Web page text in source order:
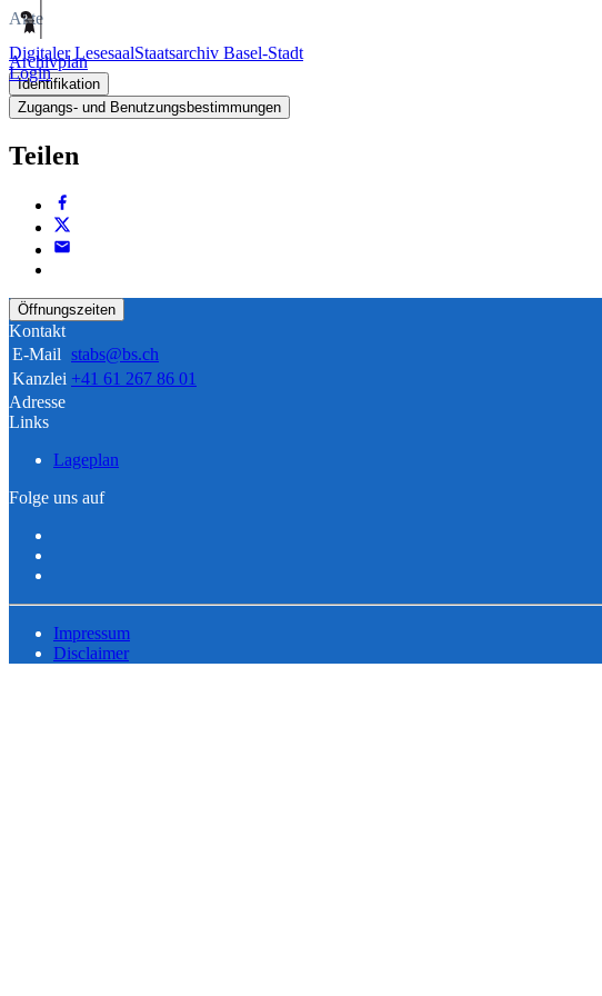
Digitaler LesesaalStaatsarchiv Basel-Stadt
Login
Akte
Archivplan
Identifikation
Zugangs- und Benutzungsbestimmungen
Teilen
Öffnungszeiten
Kontakt
E-Mail stabs@bs.ch
Kanzlei +41 61 267 86 01
Adresse
Links
Lageplan
Folge uns auf
Impressum
Disclaimer